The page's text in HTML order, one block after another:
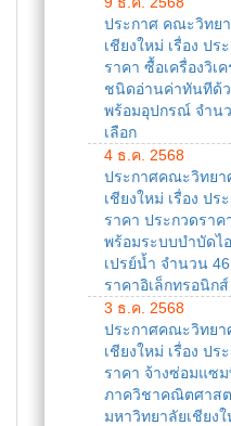
ประกาศ คณะวิทย
เชียงใหม่ เรื่อง ป
ราคา ซื้อเครื่องวิเ
ชนิดอ่านค่าทันทีด้
พร้อมอุปกรณ์ จำน
เลือก
4 ธ.ค. 2568
ประกาศคณะวิทยา
เชียงใหม่ เรื่อง ป
ราคา ประกวดรา
พร้อมระบบบำบัดไ
เปรย์น้ำ จำนวน
ราคาอิเล็กทรอนิก
3 ธ.ค. 2568
ประกาศคณะวิทยา
เชียงใหม่ เรื่อง ป
ราคา จ้างซ่อมแซ
ภาควิชาคณิตศาส
มหาวิทยาลัยเชียง